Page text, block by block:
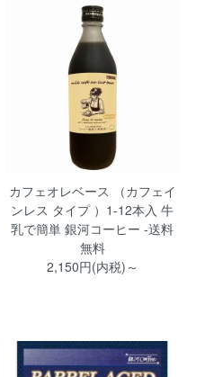
カフェオレベース （カフェイ
ンレス タイプ ）1-12本入 牛
乳で簡単 銀河コーヒー -送料
無料
2,150円(内税)～